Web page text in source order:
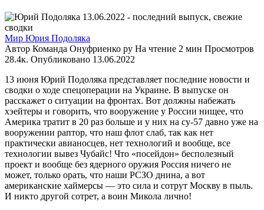
Мир Юрия Подоляка
Автор Команда Онуфриенко ру На чтение 2 мин Просмотров
28.4к. Опубликовано 13.06.2022
13 июня Юрий Подоляка представляет последние новости и
сводки о ходе спецоперации на Украине. В выпуске он
расскажет о ситуации на фронтах. Вот должны набежать
хэейтеры и говорить, что вооружение у России нищее, что
Америка тратит в 20 раз больше и у них на су-57 давно уже на
вооружении раптор, что наш флот слаб, так как нет
практически авианосцев, нет технологий и вообще, все
технологии вывез Чубайс! Что «посейдон» бесполезный
проект и вообще без ядерного оружия Россия ничего не
может, только орать, что наши РСЗО днина, а вот
американские хаймерсы — это сила и сотрут Москву в пыль.
И никто другой сотрет, а воин Микола лично!